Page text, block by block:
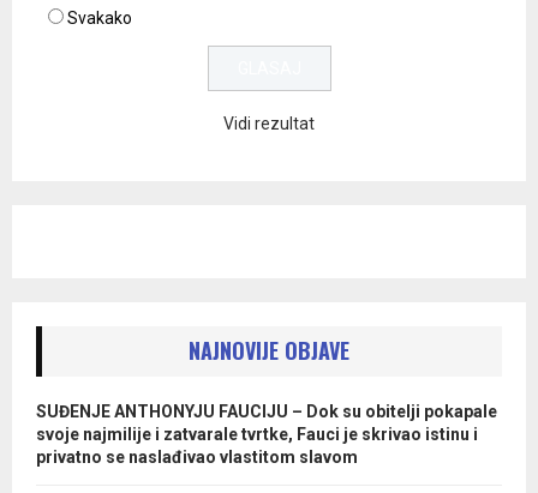
Svakako
Vidi rezultat
NAJNOVIJE OBJAVE
SUĐENJE ANTHONYJU FAUCIJU – Dok su obitelji pokapale
svoje najmilije i zatvarale tvrtke, Fauci je skrivao istinu i
privatno se naslađivao vlastitom slavom